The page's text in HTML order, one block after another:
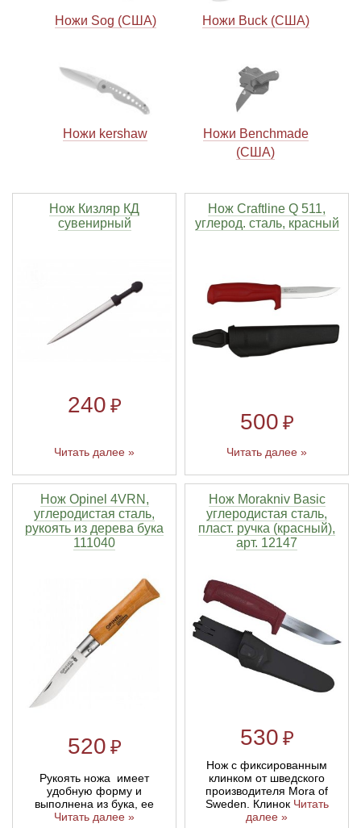
Ножи Sog (США) Ножи Buck (США)
Ножи kershaw
Ножи Benchmade
(США)
Нож Кизляр КД
сувенирный
240 ₽
Читать далее »
Нож Craftline Q 511,
углерод. сталь, красный
500 ₽
Читать далее »
Нож Opinel 4VRN,
углеродистая сталь,
рукоять из дерева бука
111040
520 ₽
Рукоять ножа имеет
удобную форму и
выполнена из бука, ее
Читать далее »
Нож Morakniv Basic
углеродистая сталь,
пласт. ручка (красный),
арт. 12147
530 ₽
Нож с фиксированным
клинком от шведского
производителя Mora of
Sweden. Клинок Читать
далее »